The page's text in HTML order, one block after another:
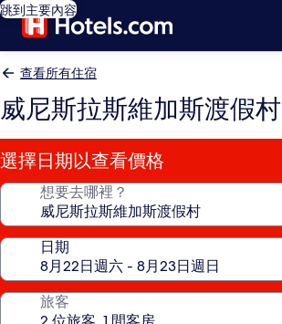
跳到主要內容
查看所有住宿
威尼斯拉斯維加斯渡假村
選擇日期以查看價格
想要去哪裡？
日期
旅客